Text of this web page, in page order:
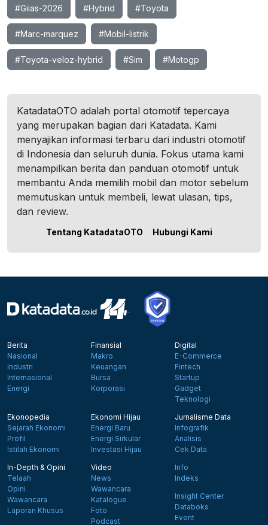
#Giias-2026 #Hybrid #Toyota
#Marc-marquez #Mobil-listrik
#Toyota-veloz-hybrid #Sim #Motogp
KatadataOTO adalah portal otomotif tepercaya
yang merupakan bagian dari Katadata. Kami
menyajikan informasi terbaru dari industri otomotif
di Indonesia dan seluruh dunia. Fokus utama kami
menampilkan berita dan panduan otomotif untuk
membantu Anda memilih mobil dan motor sebelum
memutuskan untuk membeli, lewat ulasan, tips,
dan review.
Tentang KatadataOTO Hubungi Kami
Berita
Nasional
Industri
Internasional
Energi
Finansial
Makro
Keuangan
Bursa
Korporasi
Digital
E-Commerce
Fintech
Startup
Gadget
Teknologi
Ekonopedia
Sejarah Ekonomi
Profil
Istilah Ekonomi
Ekonomi Hijau
Energi Baru
Energi Sirkular
Investasi Hijau
Jurnalisme Data
Infografik
Analisis
Cek Data
In-Depth & Opini
Telaah
Opini
Wawancara
Laporan Khusus
Video
News
Wawancara
Katalogue
Foto
Podcast
Info
Indeks
Insight Center
Databoks
Event